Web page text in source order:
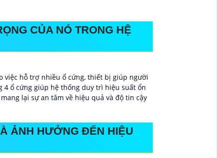
CỦA NÓ TRONG HỆ
việc hỗ trợ nhiều ổ cứng, thiết bị giúp người
ổ cứng giúp hệ thống duy trì hiệu suất ổn
lại sự an tâm về hiệu quả và độ tin cậy
ẢNH HƯỞNG ĐẾN HIỆU